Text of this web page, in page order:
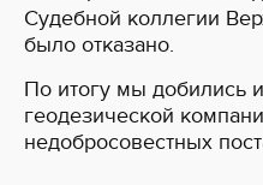
Судебной коллегии
было отказано.
По итогу мы добились
геодезической
недобросовестных